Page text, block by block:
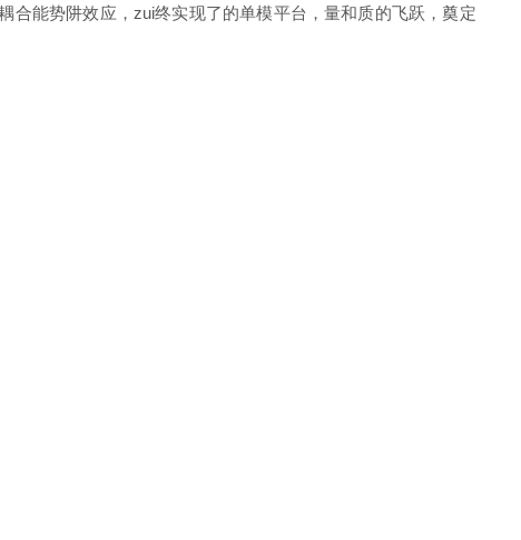
合能势阱效应，zui终实现了的单模平台，量和质的飞跃，奠定